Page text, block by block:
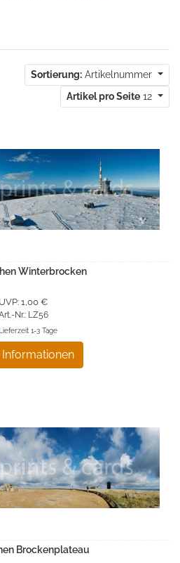
Sortierung: Artikelnummer
Artikel pro Seite 12
Winterbrocken
UVP: 1,00 €
Nr.: LZ56
Informationen
1-3 Tage
Brockenplateau